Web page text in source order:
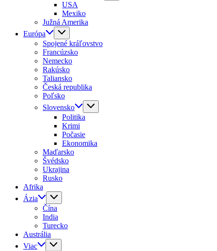
USA
Mexiko
Južná Amerika
Európa
Spojené kráľovstvo
Francúzsko
Nemecko
Rakúsko
Taliansko
Česká republika
Poľsko
Slovensko
Politika
Krimi
Počasie
Ekonomika
Maďarsko
Švédsko
Ukrajina
Rusko
Afrika
Ázia
Čína
India
Turecko
Austrália
Viac